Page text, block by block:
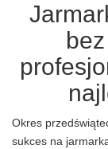
Okres
sukces na